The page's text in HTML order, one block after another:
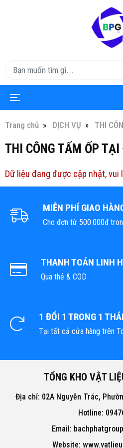
Trang chủ DỊCH VỤ THI
THI CÔNG TẤM ỐP
Dữ liệu đang được cập nhật, vui
MIỄN PHÍ GIAO
Cho đơn từ 500.000đ
THANH TOÁN LINH
Qua thẻ & COD
1 ĐỔI 1 TRONG 1
Tại tất cả cửa hàng trên
TỔNG KHO VẬT
Địa chỉ: 02A Nguyễn Trác,
Hotline:
Email:
Website: